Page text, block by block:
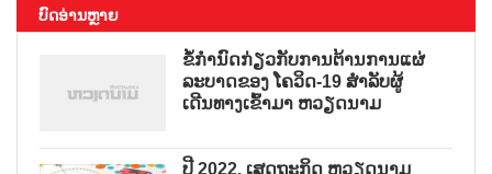
ບົດອ່ານຫຼາຍ
ຂໍ້ກຳນົດກ່ຽວກັບການຕ້ານການແຜ່
ລະບາດຂອງ ໂຄວິດ-19 ສຳລັບຜູ້
ເດີນທາງເຂົ້າມາ ຫວຽດນາມ
ປີ 2022, ເສດຖະກິດ ຫວຽດນາມ